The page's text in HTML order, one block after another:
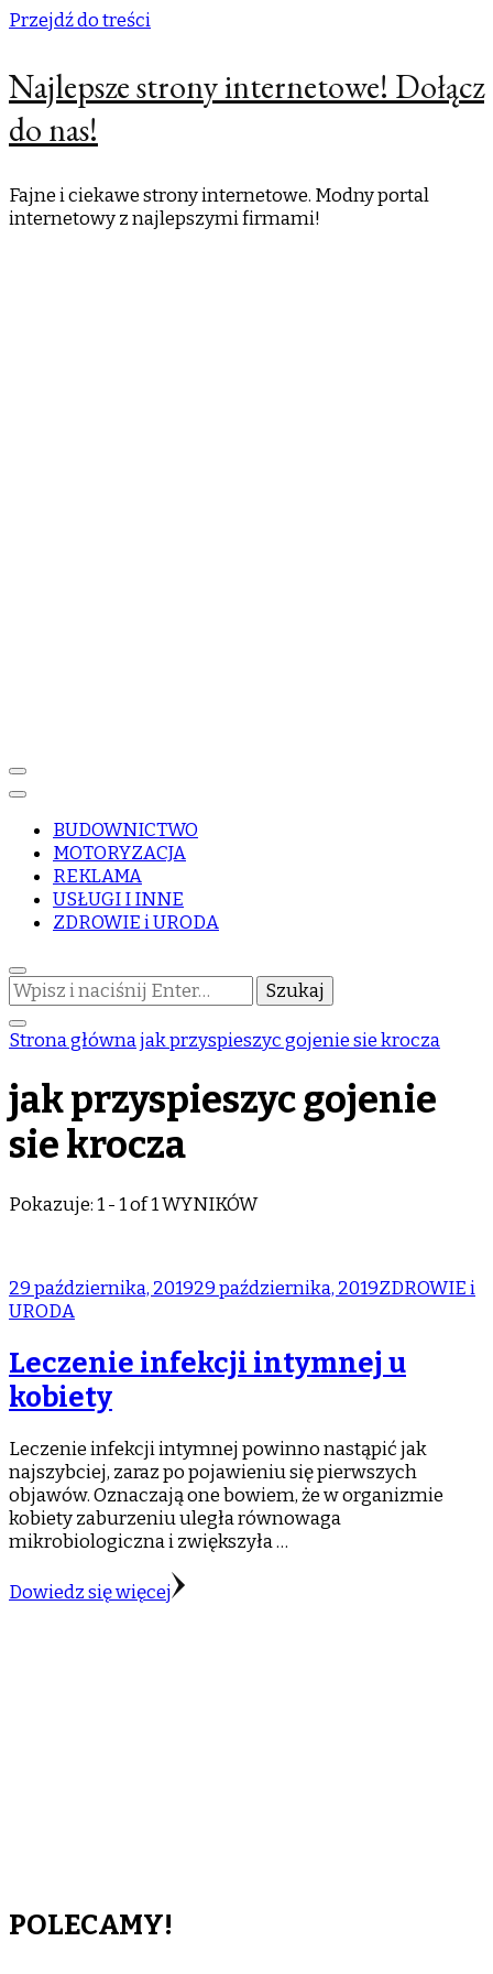
Przejdź do treści
Najlepsze strony internetowe! Dołącz
do nas!
Fajne i ciekawe strony internetowe. Modny portal
internetowy z najlepszymi firmami!
BUDOWNICTWO
MOTORYZACJA
REKLAMA
USŁUGI I INNE
ZDROWIE i URODA
Szukasz
czegoś?
Strona głównajak przyspieszyc gojenie sie krocza
jak przyspieszyc gojenie
sie krocza
Pokazuje: 1 - 1 of 1 WYNIKÓW
29 października, 201929 października, 2019ZDROWIE i
URODA
Leczenie infekcji intymnej u
kobiety
Leczenie infekcji intymnej powinno nastąpić jak
najszybciej, zaraz po pojawieniu się pierwszych
objawów. Oznaczają one bowiem, że w organizmie
kobiety zaburzeniu uległa równowaga
mikrobiologiczna i zwiększyła …
Dowiedz się więcej
POLECAMY!